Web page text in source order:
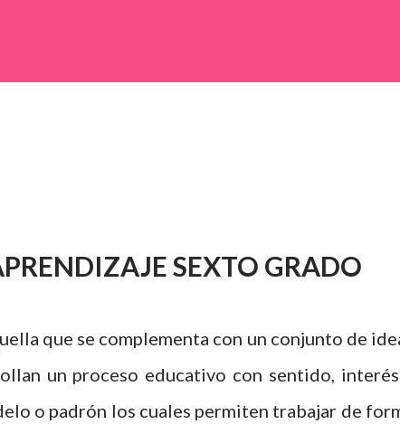
SEXTO GRADO
que se complementa con un conjunto de
un proceso educativo con sentido,
o padrón los cuales permiten trabajar de